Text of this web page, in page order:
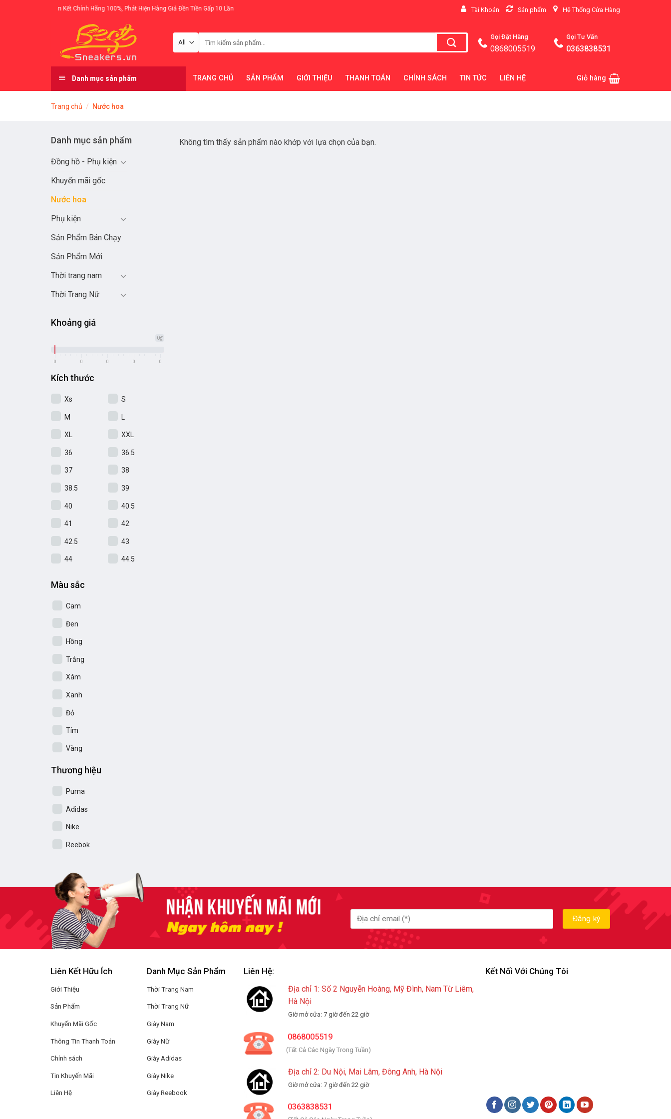
Cam Kết Chính Hãng 100%, Phát Hiện Hàng Giả Đền Tiền Gấp 10 Lần Tài Khoản Sản phẩm Hệ Thống Cửa Hàng
Tìm
Gọi Đặt Hàng
0868005519
Gọi Tư Vấn
0363838531
Danh mục sản phẩm TRANG CHỦ SẢN PHẨM GIỚI THIỆU THANH TOÁN CHÍNH SÁCH TIN TỨC LIÊN HỆ Giỏ hàng
Trang chủ / Nước hoa
Danh mục sản phẩm
Đồng hồ - Phụ kiện
Khuyến mãi gốc
Nước hoa
Phụ kiện
Sản Phẩm Bán Chạy
Sản Phẩm Mới
Thời trang nam
Thời Trang Nữ
Khoảng giá
0₫
0 0 0 0 0
Kích thước
Xs S
M L
XL XXL
36 36.5
37 38
38.5 39
40 40.5
41 42
42.5 43
44 44.5
Màu sắc
Cam
Đen
Hồng
Trắng
Xám
Xanh
Đỏ
Tím
Vàng
Thương hiệu
Puma
Adidas
Nike
Reebok
Không tìm thấy sản phẩm nào khớp với lựa chọn của bạn.
Liên Kết Hữu Ích
Giới Thiệu
Sản Phẩm
Khuyến Mãi Gốc
Thông Tin Thanh Toán
Chính sách
Tin Khuyến Mãi
Liên Hệ
Danh Mục Sản Phẩm
Thời Trang Nam
Thời Trang Nữ
Giày Nam
Giày Nữ
Giày Adidas
Giày Nike
Giày Reebook
Liên Hệ:
Địa chỉ 1: Số 2 Nguyễn Hoàng, Mỹ Đình, Nam Từ Liêm,
Hà Nội
Giờ mở cửa: 7 giờ đến 22 giờ
0868005519
(Tất Cả Các Ngày Trong Tuần)
Địa chỉ 2: Du Nội, Mai Lâm, Đông Anh, Hà Nội
Giờ mở cửa: 7 giờ đến 22 giờ
0363838531
Kết Nối Với Chúng Tôi